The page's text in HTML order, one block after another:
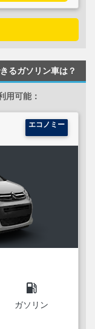
るガソリン車は？
用可能：
エコノミー
local_gas_station
ガソリン